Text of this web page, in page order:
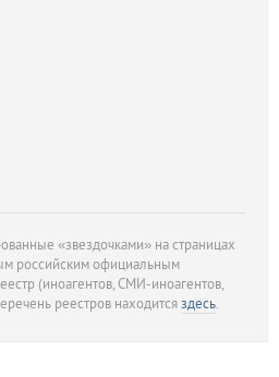
«звездочками» на страницах
российским официальным
(иноагентов, СМИ-иноагентов,
реестров находитсяздесь.